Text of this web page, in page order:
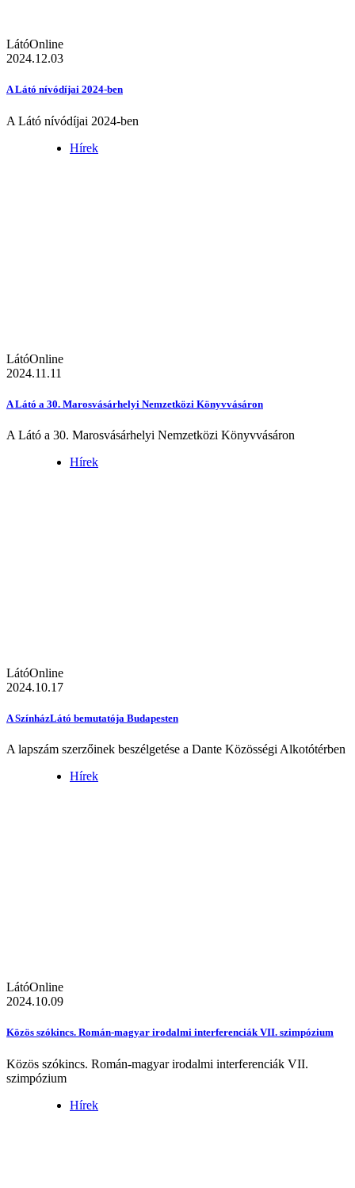
LátóOnline
2024.12.03
A Látó nívódíjai 2024-ben
A Látó nívódíjai 2024-ben
Hírek
LátóOnline
2024.11.11
A Látó a 30. Marosvásárhelyi Nemzetközi Könyvvásáron
A Látó a 30. Marosvásárhelyi Nemzetközi Könyvvásáron
Hírek
LátóOnline
2024.10.17
A SzínházLátó bemutatója Budapesten
A lapszám szerzőinek beszélgetése a Dante Közösségi Alkotótérben
Hírek
LátóOnline
2024.10.09
Közös szókincs. Román-magyar irodalmi interferenciák VII. szimpózium
Közös szókincs. Román-magyar irodalmi interferenciák VII.
szimpózium
Hírek